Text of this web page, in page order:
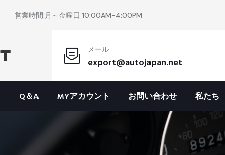
営業時間:月～金曜日 10:00AM-4:00PM
メール
export@autojapan.net
Q＆A MYアカウント お問い合わせ 私たち